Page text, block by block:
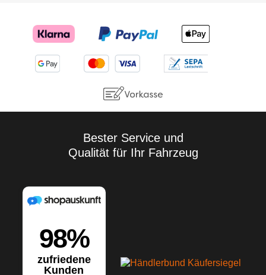
Bester Service und
Qualität für Ihr Fahrzeug